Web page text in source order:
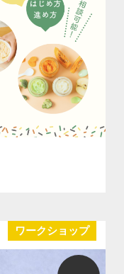
ワークショップ